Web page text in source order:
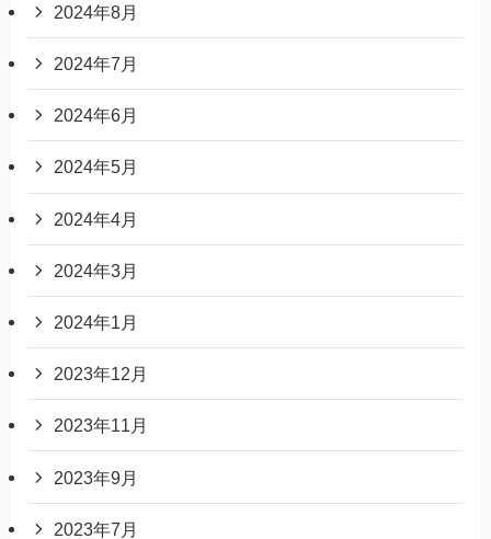
2024年8月
2024年7月
2024年6月
2024年5月
2024年4月
2024年3月
2024年1月
2023年12月
2023年11月
2023年9月
2023年7月